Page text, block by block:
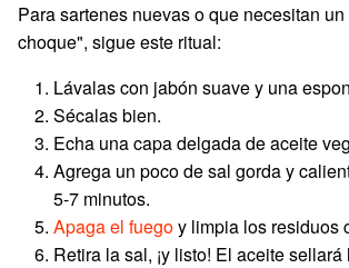
Para sartenes nuevas o que necesitan
choque", sigue este ritual:
Lávalas con jabón suave y una
Sécalas bien.
Echa una capa delgada de aceite
Agrega un poco de sal gorda y
5-7 minutos.
Apaga el fuegoy limpia los residuos
Retira la sal, ¡y listo! El aceite